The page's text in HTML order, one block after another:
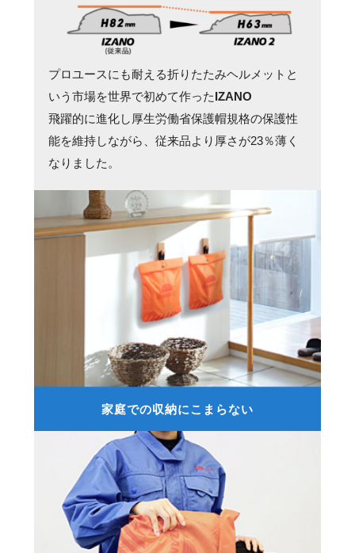
プロユースにも耐える折りたたみヘルメットと
いう市場を世界で初めて作ったIZANO
飛躍的に進化し厚生労働省保護帽規格の保護性
能を維持しながら、従来品より厚さが23％薄く
なりました。
家庭での収納にこまらない